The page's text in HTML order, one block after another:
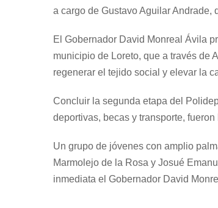
a cargo de Gustavo Aguilar Andrade,
El Gobernador David Monreal Ávila
municipio de Loreto, que a través de
regenerar el tejido social y elevar la
Concluir la segunda etapa del
deportivas, becas y transporte,
Un grupo de jóvenes con amplio
Marmolejo de la Rosa y Josué
inmediata el Gobernador David